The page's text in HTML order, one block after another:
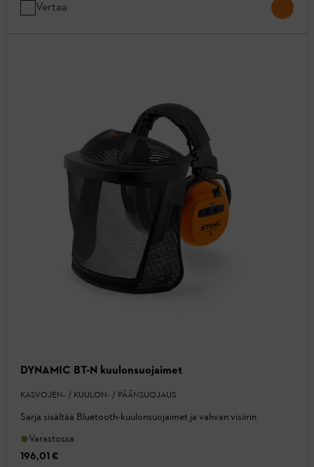
Vertaa
DYNAMIC BT-N kuulonsuojaimet
KASVOJEN- / KUULON- / PÄÄNSUOJAUS
Sarja sisältää Bluetooth-kuulonsuojaimet ja vahvan visiirin
Varastossa
196,01 €